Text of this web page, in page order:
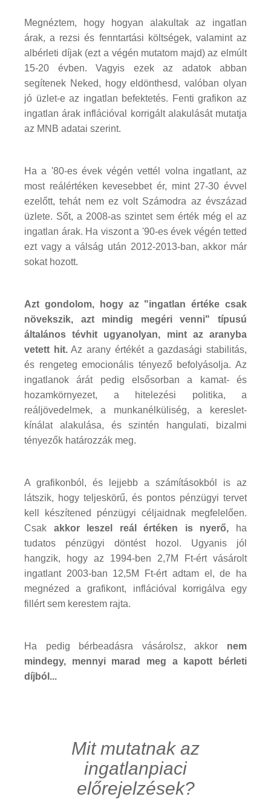
Megnéztem, hogy hogyan alakultak az ingatlan
árak, a rezsi és fenntartási költségek, valamint az
albérleti díjak (ezt a végén mutatom majd) az elmúlt
15-20 évben. Vagyis ezek az adatok abban
segítenek Neked, hogy eldönthesd, valóban olyan
jó üzlet-e az ingatlan befektetés. Fenti grafikon az
ingatlan árak inflációval korrigált alakulását mutatja
az MNB adatai szerint.
Ha a '80-es évek végén vettél volna ingatlant, az
most reálértéken kevesebbet ér, mint 27-30 évvel
ezelőtt, tehát nem ez volt Számodra az évszázad
üzlete. Sőt, a 2008-as szintet sem érték még el az
ingatlan árak. Ha viszont a '90-es évek végén tetted
ezt vagy a válság után 2012-2013-ban, akkor már
sokat hozott.
Azt gondolom, hogy az "ingatlan értéke csak
növekszik, azt mindig megéri venni" típusú
általános tévhit ugyanolyan, mint az aranyba
vetett hit.Az arany értékét a gazdasági stabilitás,
és rengeteg emocionális tényező befolyásolja. Az
ingatlanok árát pedig elsősorban a kamat- és
hozamkörnyezet, a hitelezési politika, a
reáljövedelmek, a munkanélküliség, a kereslet-
kínálat alakulása, és szintén hangulati, bizalmi
tényezők határozzák meg.
A grafikonból, és lejjebb a számításokból is az
látszik, hogy teljeskörű, és pontos pénzügyi tervet
kell készítened pénzügyi céljaidnak megfelelően.
Csak akkor leszel reál értéken is nyerő,
ha
tudatos pénzügyi döntést hozol. Ugyanis jól
hangzik, hogy az 1994-ben 2,7M Ft-ért vásárolt
ingatlant 2003-ban 12,5M Ft-ért adtam el, de ha
megnézed a grafikont, inflációval korrigálva egy
fillért sem kerestem rajta.
Ha pedig bérbeadásra vásárolsz, akkor nem
mindegy, mennyi marad meg a kapott bérleti
díjból...
Mit mutatnak az
ingatlanpiaci
előrejelzések?